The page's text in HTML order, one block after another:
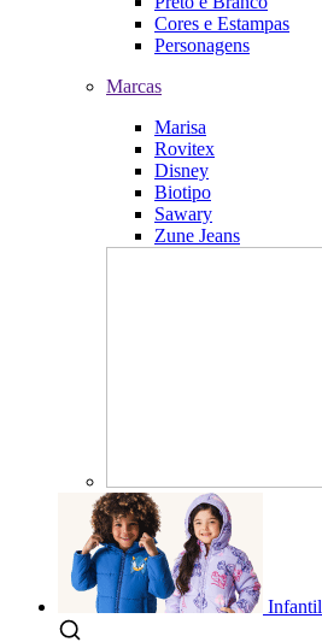
Cores e Estampas
Personagens
Marcas
Marisa
Rovitex
Disney
Biotipo
Sawary
Zune Jeans
Infantil